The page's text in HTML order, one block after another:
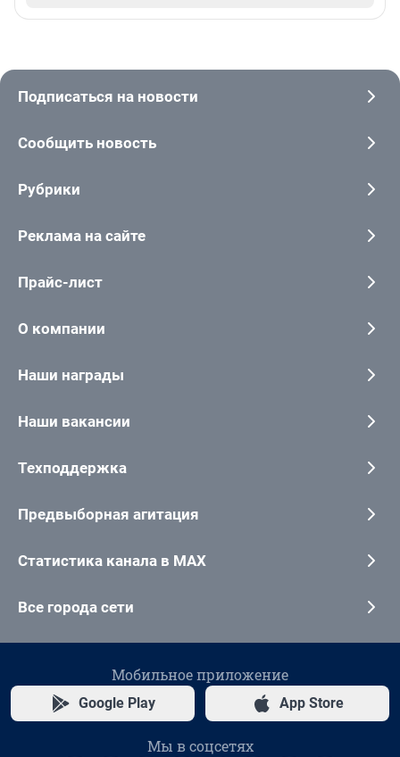
Подписаться на новости
Сообщить новость
Рубрики
Реклама на сайте
Прайс-лист
О компании
Наши награды
Наши вакансии
Техподдержка
Предвыборная агитация
Статистика канала в MAX
Все города сети
Мобильное приложение
Google Play App Store
Мы в соцсетях